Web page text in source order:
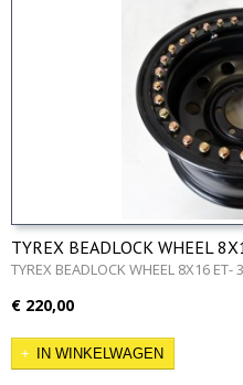
TYREX BEADLOCK WHEEL
TYREX BEADLOCK WHEEL 8X16
€ 220,00
IN WINKELWAGEN